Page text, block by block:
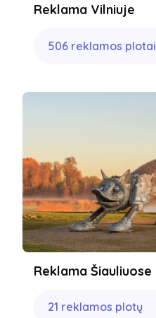
Reklama Vilniuje
506 reklamos plotai
Reklama Šiauliuose
21 reklamos plotų